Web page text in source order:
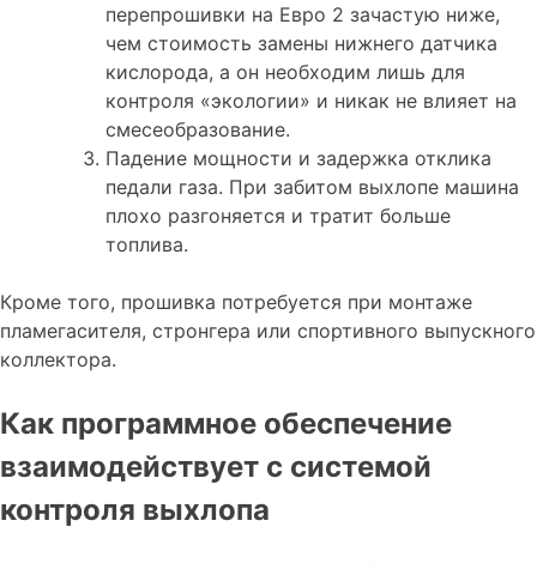
перепрошивки на Евро 2 зачастую ниже,
чем стоимость замены нижнего датчика
кислорода, а он необходим лишь для
контроля «экологии» и никак не влияет на
смесеобразование.
Падение мощности и задержка отклика
педали газа. При забитом выхлопе машина
плохо разгоняется и тратит больше
топлива.
Кроме того, прошивка потребуется при монтаже
пламегасителя, стронгера или спортивного выпускного
коллектора.
Как программное обеспечение
взаимодействует с системой
контроля выхлопа